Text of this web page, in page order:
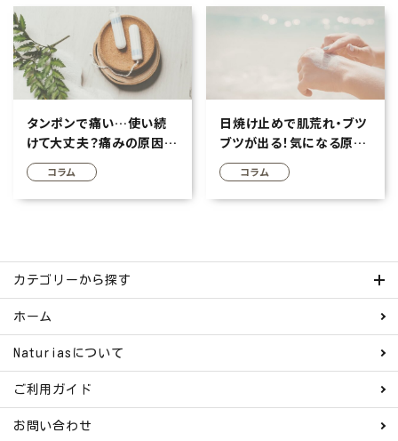
タンポンで痛い…使い続
けて大丈夫？痛みの原因・
安全な使い方について
コラム
日焼け止めで肌荒れ・ブツ
ブツが出る！気になる原
因・対策を徹底解説
コラム
カテゴリーから探す
ホーム
Naturiasについて
ご利用ガイド
お問い合わせ